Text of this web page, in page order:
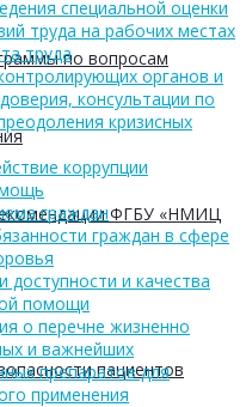
по вопросам
ФГБУ «НМИЦ
пациентов
специальной оценки
труда на рабочих местах
труда
органов и
консультации по
кризисных
коррупции
граждан
граждан в сфере
доступности и качества
помощи
о перечне жизненно
и важнейших
препаратов для
применения